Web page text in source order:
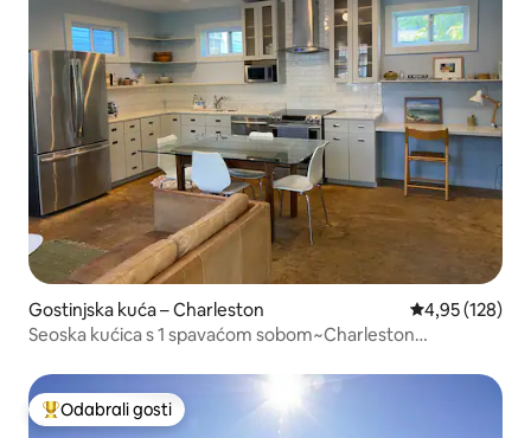
Gostinjska kuća – Charleston Prosječna
4,95 (128)
Seoska kućica s 1 spavaćom sobom~Charleston
Među najviše rangiranima s oznakom „Odabrali gosti”
Odabrali gosti